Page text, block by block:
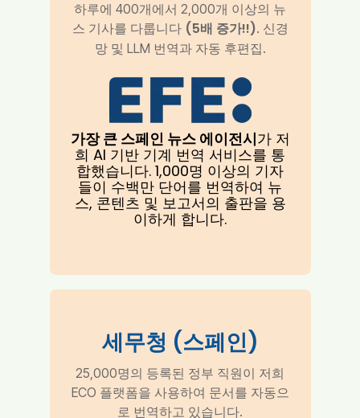
하루에 400개에서 2,000개 이상의 뉴
스 기사를 다룹니다 (5배 증가!!). 신경
망 및 LLM 번역과 자동 후편집.
가장 큰 스페인 뉴스 에이전시가 저
희 AI 기반 기계 번역 서비스를 통
합했습니다. 1,000명 이상의 기자
들이 수백만 단어를 번역하여 뉴
스, 콘텐츠 및 보고서의 출판을 용
이하게 합니다.
세무청 (스페인)
25,000명의 등록된 정부 직원이 저희
ECO 플랫폼을 사용하여 문서를 자동으
로 번역하고 있습니다.